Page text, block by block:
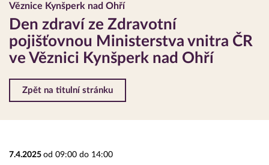
Věznice Kynšperk nad Ohří
Den zdraví ze Zdravotní
pojišťovnou Ministerstva vnitra ČR
ve Věznici Kynšperk nad Ohří
Zpět na titulní stránku
7.4.2025 od 09:00 do 14:00